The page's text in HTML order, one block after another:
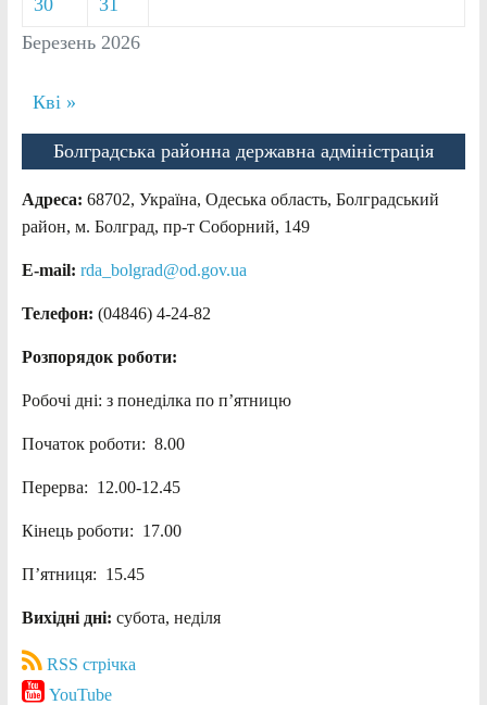
Березень 2026
Кві »
Болградська районна державна адміністрація
Адреса: 68702, Україна, Одеська область, Болградський
район, м. Болград, пр-т Соборний, 149
E-mail: rda_bolgrad@od.gov.ua
Телефон: (04846) 4-24-82
Розпорядок роботи:
Робочі дні: з понеділка по п’ятницю
Початок роботи: 8.00
Перерва: 12.00-12.45
Кінець роботи: 17.00
П’ятниця: 15.45
Вихідні дні: субота, неділя
RSS стрічка
YouTube